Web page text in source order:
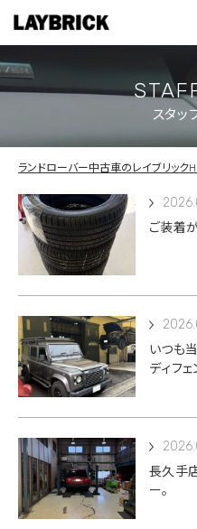
スタッ
ランドローバー中古車のレイブリック
ご装着
いつも
ディフ
長久手
ー。